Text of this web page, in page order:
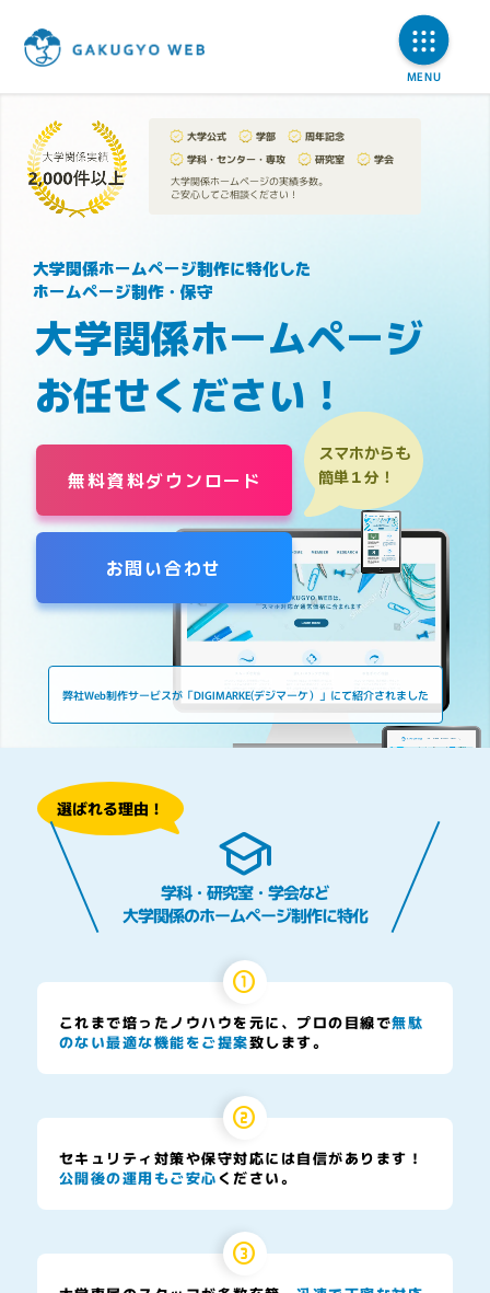
大学関係ホームページ
お任せください！
大学公式 学部
周年記念
学科・センター・専攻
研究室
学会
大学関係ホームページの実績多数。
ご安心してご相談ください！
大学関係ホームページ制作に特化した
ホームページ制作・保守
無料資料ダウンロード
お問い合わせ
弊社Web制作サービスが「DIGIMARKE(デジマーケ）」にて紹介されました
スマホからも
簡単１分！
選ばれる理由！
学科・研究室・学会など
大学関係のホームページ制作に特化
これまで培ったノウハウを元に、プロの目線で無駄
のない最適な機能をご提案致します。
セキュリティ対策や保守対応には自信があります！
公開後の運用もご安心 ください。